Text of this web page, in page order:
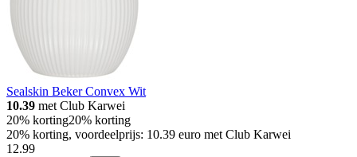
Sealskin Beker Convex Wit
10.39 met Club Karwei
20% korting20% korting
20% korting, voordeelprijs: 10.39 euro met Club Karwei
12.99